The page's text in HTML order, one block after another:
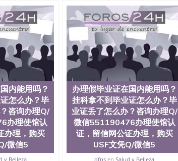
员证明、留学生认证、学历认证、文凭认证学位
、美国文凭学历、澳洲文凭学历、加拿大文凭学
何塞州立大学毕业证（San Jose State
）圣何塞州立大学毕业证（San Jose State
）圣何塞州立大学成绩单（ San Jose State
）成绩单圣何塞州立大学文凭（San Jose
）圣何塞州立大学（San Jose State
）圣何塞州立大学（San Jose State University）
州立大学文凭（San Jose State University）文凭
州立大学学历（ San Jose State University）圣何
大学学历（San Jose State University）圣 塞州立
San Jose State University）圣何塞州立大学
State University）圣何塞州立大学（San Jose
University）圣何塞州立大学学位证（San Jose
University）圣何塞州立大学（San Jose State
）圣何塞州立大学（San Jose State University）圣
学学位证（San Jose State University）圣何塞州
内能用吗？
怎么办？毕
咨询办理Q/
办理使馆认
办理，购买
微信5
y Belleza
办理假毕业证在国内能用吗？
挂科拿不到毕业证怎么办？毕
业证丢了怎么办？咨询办理Q/
微信551190476办理使馆认
证，留信网公证办理，购买
USF文凭Q/微信5
dfns enSalud y Belleza